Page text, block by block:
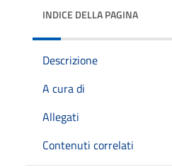
INDICE DELLA PAGINA
Descrizione
A cura di
Allegati
Contenuti correlati